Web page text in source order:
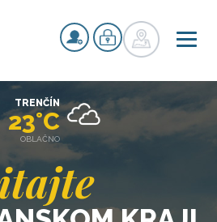
TRENČÍN
23°C
OBLAČNO